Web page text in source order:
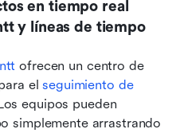
en tiempo real
y líneas de tiempo
ofrecen un centro de
el seguimiento de
equipos pueden
simplemente arrastrando